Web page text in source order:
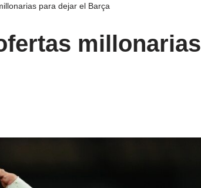
para dejar el Barça
millonarias